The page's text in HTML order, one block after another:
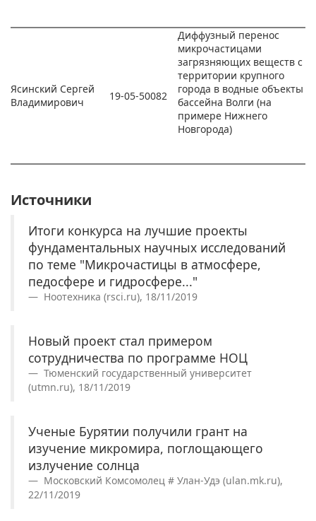
Ясинский Сергей
Владимирович
19-05-50082
Диффузный перенос
микрочастицами
загрязняющих веществ с
территории крупного
города в водные объекты
бассейна Волги (на
примере Нижнего
Новгорода)
Источники
Итоги конкурса на лучшие проекты
фундаментальных научных исследований
по теме "Микрочастицы в атмосфере,
педосфере и гидросфере..."
Ноотехника (rsci.ru), 18/11/2019
Новый проект стал примером
сотрудничества по программе НОЦ
Тюменский государственный университет
(utmn.ru), 18/11/2019
Ученые Бурятии получили грант на
изучение микромира, поглощающего
излучение солнца
Московский Комсомолец # Улан-Удэ (ulan.mk.ru),
22/11/2019